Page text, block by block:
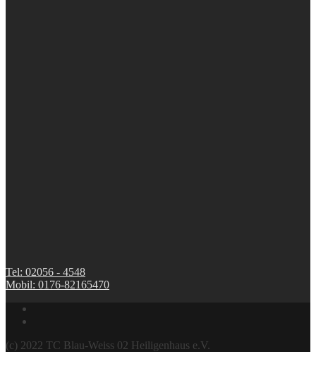
Tel: 02056 - 4548
Mobil: 0176-82165470
(c) 2022 TC Blau-Weiss 02 Heiligenhaus e.V.